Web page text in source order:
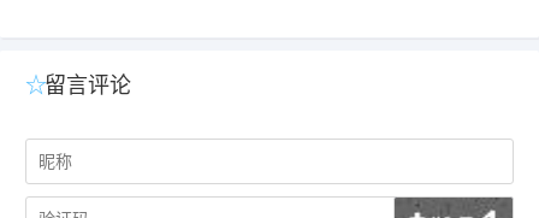
留言评论